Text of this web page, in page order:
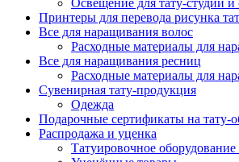
Принтеры для перевода рисунка
Все для наращивания волос
Расходные материалы для
Все для наращивания ресниц
Расходные материалы для
Сувенирная тату-продукция
Одежда
Подарочные сертификаты на тату-
Распродажа и уценка
Татуировочное